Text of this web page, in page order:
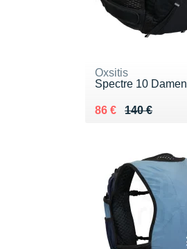
Oxsitis
Spectre 10 Damen
140 €
Au lieu de 140 €
86 €
Vendu 86 €